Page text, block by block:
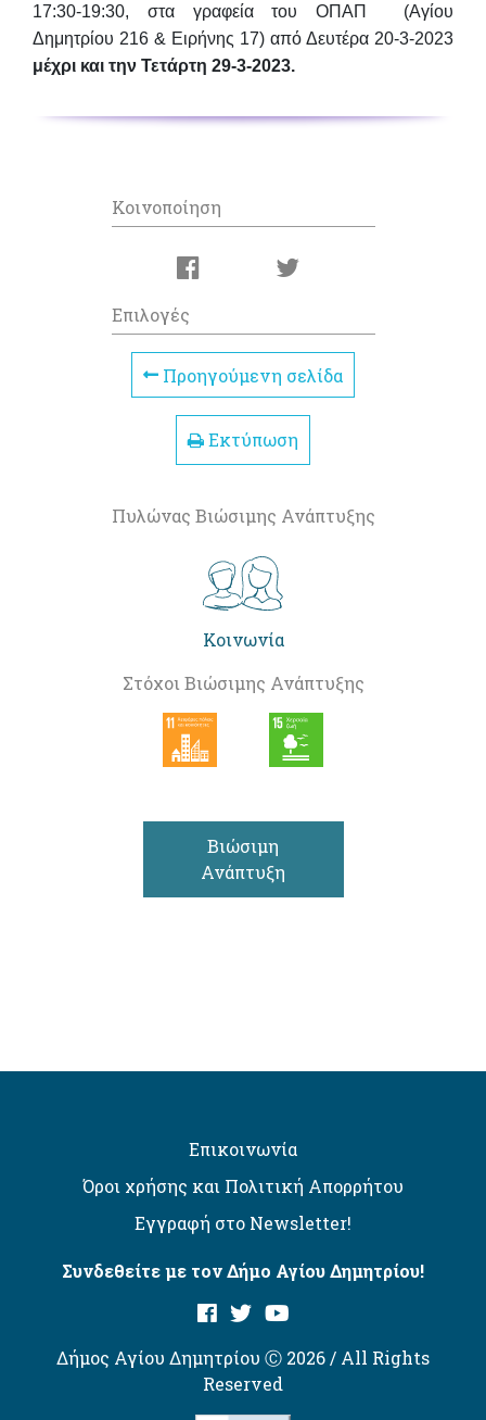
17:30-19:30, στα γραφεία του ΟΠΑΠ
(Αγίου
Δημητρίου 216 & Ειρήνης 17) από Δευτέρα 20-3-2023
μέχρι και την Τετάρτη 29-3-2023.
Κοινοποίηση
Επιλογές
Προηγούμενη σελίδα
Εκτύπωση
Πυλώνας Βιώσιμης Ανάπτυξης
Κοινωνία
Στόχοι Βιώσιμης Ανάπτυξης
Βιώσιμη
Ανάπτυξη
Επικοινωνία
Όροι χρήσης και Πολιτική Απορρήτου
Εγγραφή στο Newsletter!
Συνδεθείτε με τον Δήμο Αγίου Δημητρίου!
Δήμος Αγίου Δημητρίου Ⓒ 2026 / All Rights
Reserved